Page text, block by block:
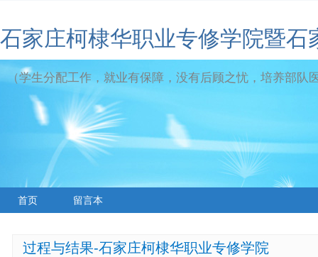
石家庄柯棣华职业专修学院暨
（学生分配工作，就业有保障，没有后顾之忧，培养部队
首页 留言本
过程与结果-石家庄柯棣华职业专修学院